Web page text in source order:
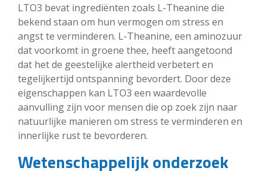
LTO3 bevat ingrediënten zoals L-Theanine die
bekend staan om hun vermogen om stress en
angst te verminderen. L-Theanine, een aminozuur
dat voorkomt in groene thee, heeft aangetoond
dat het de geestelijke alertheid verbetert en
tegelijkertijd ontspanning bevordert. Door deze
eigenschappen kan LTO3 een waardevolle
aanvulling zijn voor mensen die op zoek zijn naar
natuurlijke manieren om stress te verminderen en
innerlijke rust te bevorderen.
Wetenschappelijk onderzoek